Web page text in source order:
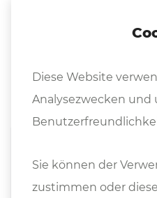
Preise ab Standort,
Diese Website
Analysezwecken und
Sie können der
zustimmen oder